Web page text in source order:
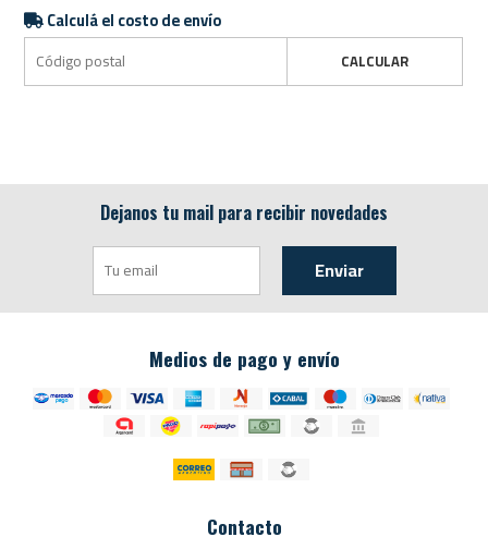
Calculá el costo de envío
CALCULAR
Dejanos tu mail para recibir novedades
Enviar
Medios de pago y envío
Contacto